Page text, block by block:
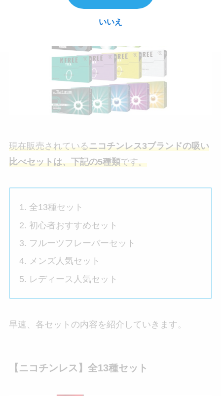
現在販売されているニコチンレス3ブランドの吸い
比べセットは、下記の5種類です。
全13種セット
初心者おすすめセット
フルーツフレーバーセット
メンズ人気セット
レディース人気セット
早速、各セットの内容を紹介していきます。
【ニコチンレス】全13種セット
いいえ